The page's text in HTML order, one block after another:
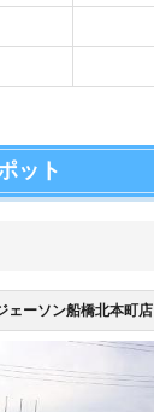
ット
ェーソン船橋北本町店